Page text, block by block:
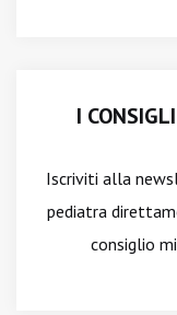
I
Iscriviti alla
pediatra
consiglio